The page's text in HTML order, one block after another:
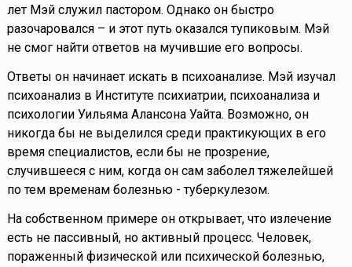
лет Мэй служил пастором. Однако он быстро
разочаровался – и этот путь оказался тупиковым. Мэй
не смог найти ответов на мучившие его вопросы.
Ответы он начинает искать в психоанализе. Мэй изучал
психоанализ в Институте психиатрии, психоанализа и
психологии Уильяма Алансона Уайта. Возможно, он
никогда бы не выделился среди практикующих в его
время специалистов, если бы не прозрение,
случившееся с ним, когда он сам заболел тяжелейшей
по тем временам болезнью - туберкулезом.
На собственном примере он открывает, что излечение
есть не пассивный, но активный процесс. Человек,
пораженный физической или психической болезнью,